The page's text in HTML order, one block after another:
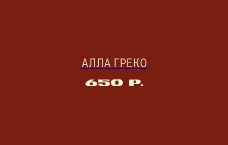
АЛЛА ГРЕКО
650 р.